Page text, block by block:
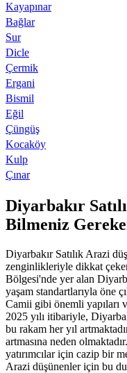
Kayapınar
Bağlar
Sur
Dicle
Çermik
Ergani
Bismil
Eğil
Çüngüş
Kocaköy
Kulp
Çınar
Diyarbakır
Bilmeniz
Diyarbakır Satılık Arazi
zenginlikleriyle dikkat
Bölgesi'nde yer alan
yaşam standartlarıyla öne
Camii gibi önemli
2025 yılı itibariyle,
bu rakam her yıl
artmasına neden
yatırımcılar için cazip bir
Arazi düşünenler için bu